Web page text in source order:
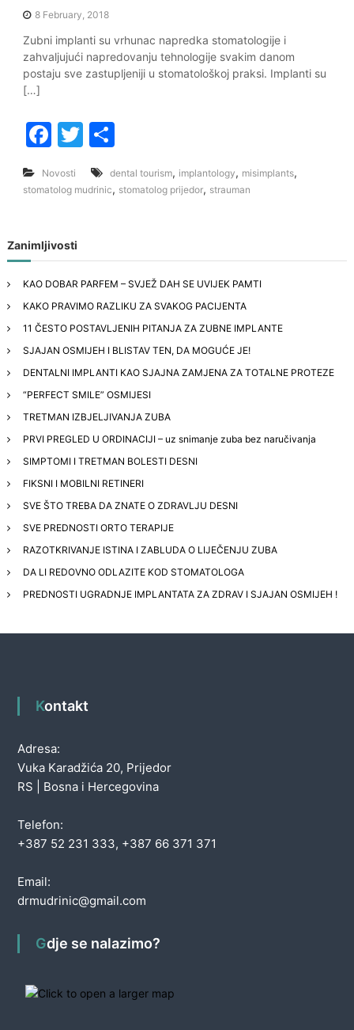
k
8 February, 2018
Zubni implanti su vrhunac napredka stomatologije i
zahvaljujući napredovanju tehnologije svakim danom
postaju sve zastupljeniji u stomatološkoj praksi. Implanti su
[…]
F
c
b
o
o
k
T
w
itt
S
ar
Novosti dental tourism, implantology, misimplants,
stomatolog mudrinic, stomatolog prijedor, strauman
Zanimljivosti
KAO DOBAR PARFEM – SVJEŽ DAH SE UVIJEK PAMTI
KAKO PRAVIMO RAZLIKU ZA SVAKOG PACIJENTA
11 ČESTO POSTAVLJENIH PITANJA ZA ZUBNE IMPLANTE
SJAJAN OSMIJEH I BLISTAV TEN, DA MOGUĆE JE!
DENTALNI IMPLANTI KAO SJAJNA ZAMJENA ZA TOTALNE PROTEZE
“PERFECT SMILE” OSMIJESI
TRETMAN IZBJELJIVANJA ZUBA
PRVI PREGLED U ORDINACIJI – uz snimanje zuba bez naručivanja
SIMPTOMI I TRETMAN BOLESTI DESNI
FIKSNI I MOBILNI RETINERI
SVE ŠTO TREBA DA ZNATE O ZDRAVLJU DESNI
SVE PREDNOSTI ORTO TERAPIJE
RAZOTKRIVANJE ISTINA I ZABLUDA O LIJEČENJU ZUBA
DA LI REDOVNO ODLAZITE KOD STOMATOLOGA
PREDNOSTI UGRADNJE IMPLANTATA ZA ZDRAV I SJAJAN OSMIJEH !
Kontakt
Adresa:
Vuka Karadžića 20, Prijedor
RS | Bosna i Hercegovina
Telefon:
+387 52 231 333, +387 66 371 371
Email:
drmudrinic@gmail.com
Gdje se nalazimo?